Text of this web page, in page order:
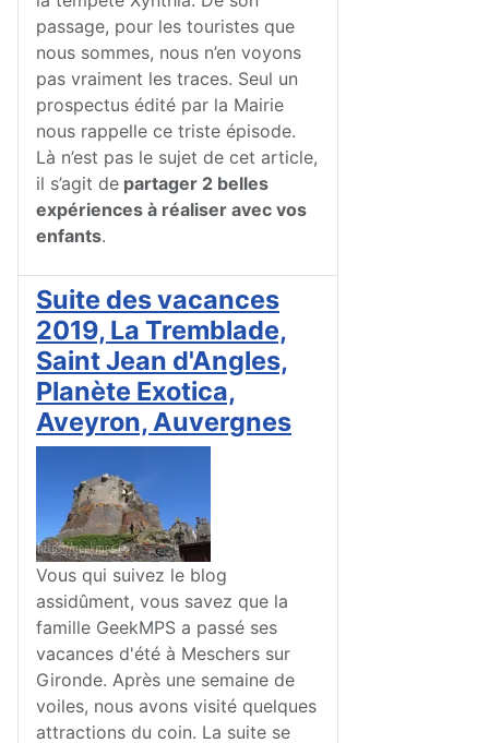
passage, pour les touristes que
nous sommes, nous n’en voyons
pas vraiment les traces. Seul un
prospectus édité par la Mairie
nous rappelle ce triste épisode.
Là n’est pas le sujet de cet article,
il s’agit de partager 2 belles
expériences à réaliser avec vos
enfants.
Suite des vacances
2019, La Tremblade,
Saint Jean d'Angles,
Planète Exotica,
Aveyron, Auvergnes
Vous qui suivez le blog
assidûment, vous savez que la
famille GeekMPS a passé ses
vacances d'été à Meschers sur
Gironde. Après une semaine de
voiles, nous avons visité quelques
attractions du coin. La suite se